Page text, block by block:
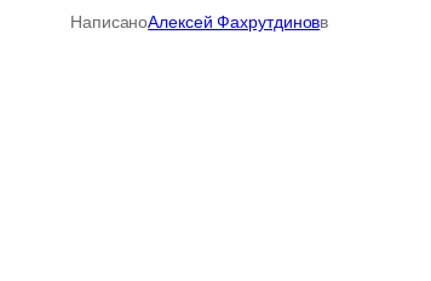
НаписаноАлексей Фахрутдиновв